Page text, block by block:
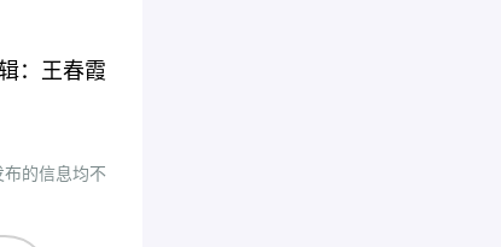
：王春霞
的信息均不